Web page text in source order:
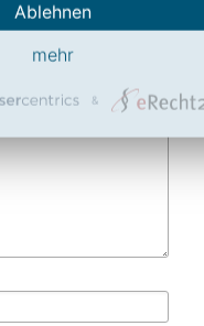
Ablehnen
mehr
&